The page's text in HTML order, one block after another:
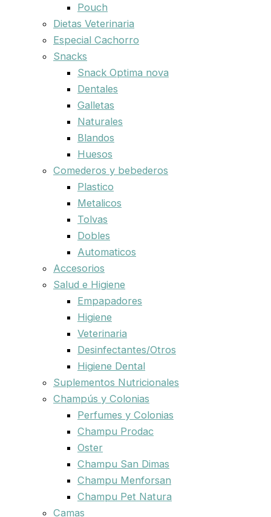
Pouch
Dietas Veterinaria
Especial Cachorro
Snacks
Snack Optima nova
Dentales
Galletas
Naturales
Blandos
Huesos
Comederos y bebederos
Plastico
Metalicos
Tolvas
Dobles
Automaticos
Accesorios
Salud e Higiene
Empapadores
Higiene
Veterinaria
Desinfectantes/Otros
Higiene Dental
Suplementos Nutricionales
Champús y Colonias
Perfumes y Colonias
Champu Prodac
Oster
Champu San Dimas
Champu Menforsan
Champu Pet Natura
Camas